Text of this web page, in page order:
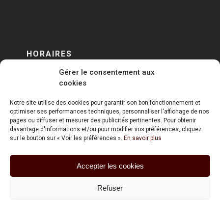
Gérer le consentement aux
cookies
Notre site utilise des cookies pour garantir son bon fonctionnement et
optimiser ses performances techniques, personnaliser l'affichage de nos
pages ou diffuser et mesurer des publicités pertinentes. Pour obtenir
davantage d'informations et/ou pour modifier vos préférences, cliquez
sur le bouton sur « Voir les préférences ». En savoir plus
Accepter les cookies
Refuser
HORAIRES
DU LUNDI AU VENDREDI